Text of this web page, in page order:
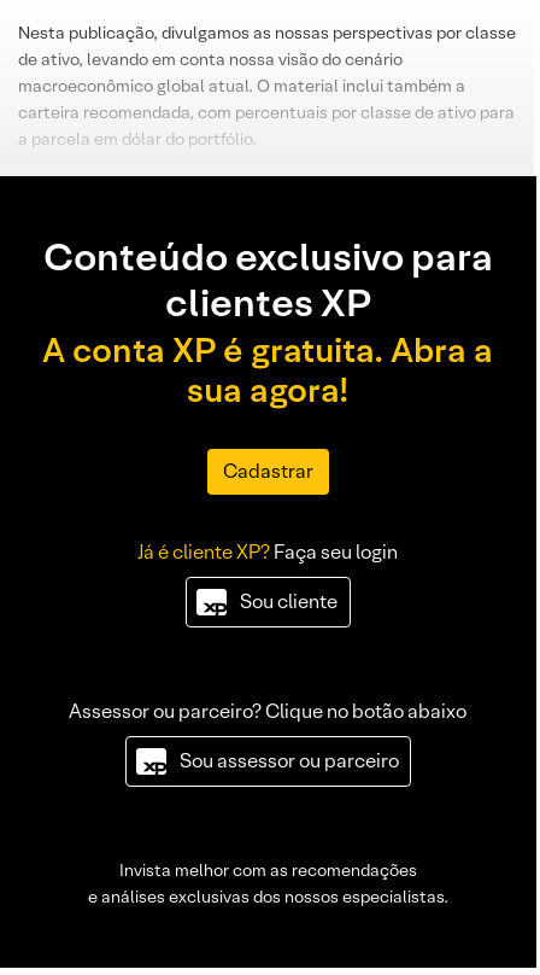
Nesta publicação, divulgamos as nossas perspectivas por classe
de ativo, levando em conta nossa visão do cenário
macroeconômico global atual. O material inclui também a
carteira recomendada, com percentuais por classe de ativo para
a parcela em dólar do portfólio.
Conteúdo exclusivo para
clientes XP
A conta XP é gratuita. Abra a
sua agora!
Cadastrar
Já é cliente XP?Faça seu login
Sou cliente
Assessor ou parceiro? Clique no botão abaixo
Sou assessor ou parceiro
Invista melhor com as recomendações
e análises exclusivas dos nossos especialistas.